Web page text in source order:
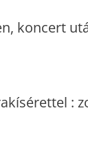
koncert
: